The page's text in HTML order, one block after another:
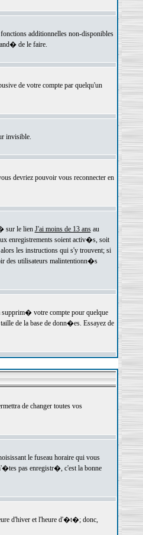
additionnelles non-disponibles
de le faire.
de votre compte par quelqu'un
invisible.
devriez pouvoir vous reconnecter en
sur le lien J'ai moins de 13 ansau
enregistrements soient activ�s, soit
les instructions qui s'y trouvent; si
des utilisateurs malintentionn�s
votre compte pour quelque
de la base de donn�es. Essayez de
de changer toutes vos
le fuseau horaire qui vous
pas enregistr�, c'est la bonne
d'hiver et l'heure d'�t�; donc,